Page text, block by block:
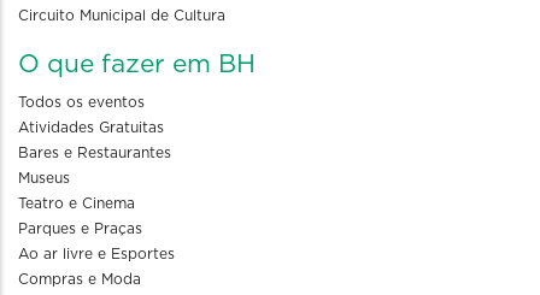
Circuito Municipal de Cultura
O que fazer em BH
Todos os eventos
Atividades Gratuitas
Bares e Restaurantes
Museus
Teatro e Cinema
Parques e Praças
Ao ar livre e Esportes
Compras e Moda